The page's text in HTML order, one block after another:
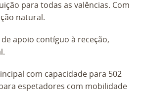
para todas as valências. Com
natural.
de apoio contíguo à receção,
com capacidade para 502
espetadores com mobilidade